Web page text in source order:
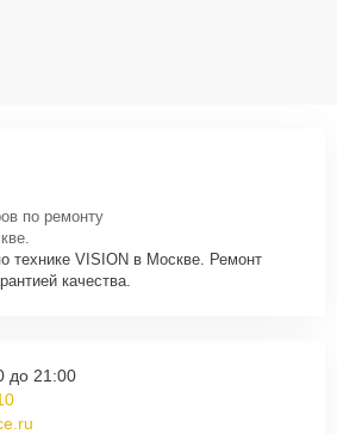
по ремонту
технике VISION в Москве. Ремонт
качества.
до 21:00